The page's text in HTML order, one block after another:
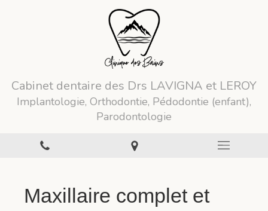
Cabinet dentaire des Drs LAVIGNA et LEROY
Implantologie, Orthodontie, Pédodontie (enfant),
Parodontologie
Maxillaire complet et